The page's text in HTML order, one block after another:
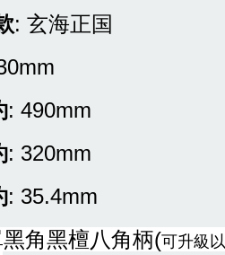
: 玄海正国
: 490mm
: 320mm
: 35.4mm
角黑檀八角柄(可升級